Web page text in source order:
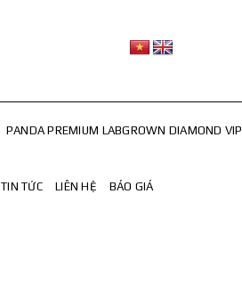
PANDA PREMIUM LABGROWN DIAMOND VIP
TIN TỨC LIÊN HỆ BÁO GIÁ